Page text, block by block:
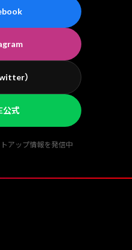
）
公式
アップ情報を発信中